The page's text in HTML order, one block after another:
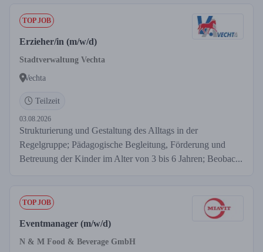
TOP JOB
Erzieher/in (m/w/d)
Stadtverwaltung Vechta
Vechta
Teilzeit
03.08.2026
Strukturierung und Gestaltung des Alltags in der
Regelgruppe; Pädagogische Begleitung, Förderung und
Betreuung der Kinder im Alter von 3 bis 6 Jahren; Beobac...
TOP JOB
Eventmanager (m/w/d)
N & M Food & Beverage GmbH